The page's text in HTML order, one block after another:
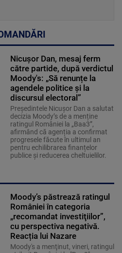
Nicușor Dan, mesaj ferm
către partide, după verdictul
Moody's: „Să renunțe la
agendele politice şi la
discursul electoral”
Președintele Nicușor Dan a salutat
decizia Moody’s de a menține
ratingul României la „Baa3”,
afirmând că agenția a confirmat
progresele făcute în ultimul an
pentru echilibrarea finanțelor
publice și reducerea cheltuielilor.
Moody’s păstrează ratingul
României în categoria
„recomandat investiţiilor”,
cu perspectiva negativă.
Reacția lui Nazare
Moody's a menţinut, vineri, ratingul